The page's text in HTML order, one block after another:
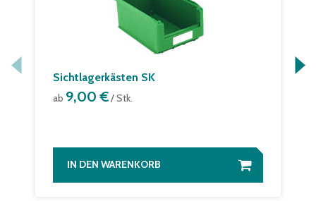
Sichtlagerkästen SK
ab 9,00 €/ Stk.
IN DEN WARENKORB